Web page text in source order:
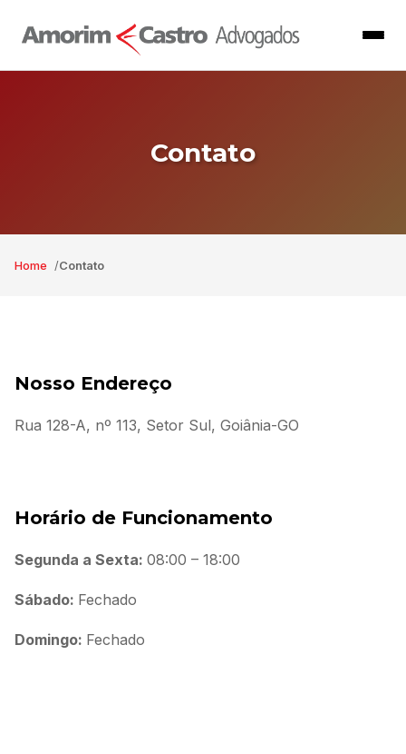
Contato
Home Contato
Nosso Endereço
Rua 128-A, nº 113, Setor Sul, Goiânia-GO
Horário de Funcionamento
Segunda a Sexta: 08:00 – 18:00
Sábado: Fechado
Domingo: Fechado